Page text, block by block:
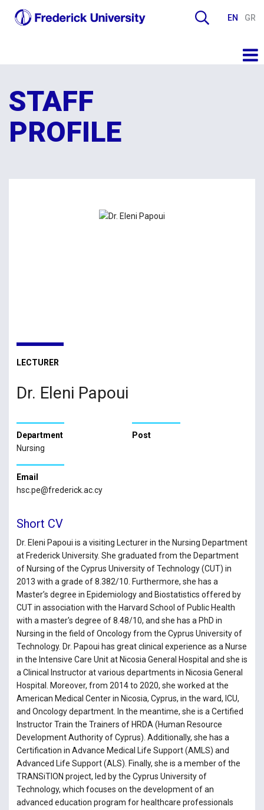
EN GR
STAFF
PROFILE
LECTURER
Dr. Eleni Papoui
Department
Nursing
Post
Email
hsc.pe@frederick.ac.cy
Short CV
Dr. Eleni Papoui is a visiting Lecturer in the Nursing Department
at Frederick University. She graduated from the Department
of Nursing of the Cyprus University of Technology (CUT) in
2013 with a grade of 8.382/10. Furthermore, she has a
Master’s degree in Epidemiology and Biostatistics offered by
CUT in association with the Harvard School of Public Health
with a master's degree of 8.48/10, and she has a PhD in
Nursing in the field of Oncology from the Cyprus University of
Technology. Dr. Papoui has great clinical experience as a Nurse
in the Intensive Care Unit at Nicosia General Hospital and she is
a Clinical Instructor at various departments in Nicosia General
Hospital. Moreover, from 2014 to 2020, she worked at the
American Medical Center in Nicosia, Cyprus, in the ward, ICU,
and Oncology department. In the meantime, she is a Certified
Instructor Train the Trainers of HRDA (Human Resource
Development Authority of Cyprus). Additionally, she has a
Certification in Advance Medical Life Support (AMLS) and
Advanced Life Support (ALS). Finally, she is a member of the
TRANSiTION project, led by the Cyprus University of
Technology, which focuses on the development of an
advanced education program for healthcare professionals